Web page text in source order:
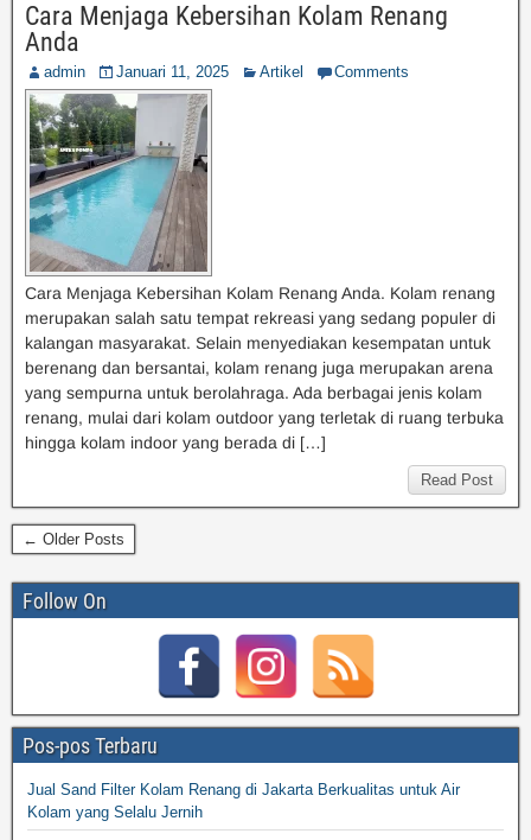
Cara Menjaga Kebersihan Kolam Renang
Anda
admin Januari 11, 2025 Artikel Comments
Cara Menjaga Kebersihan Kolam Renang Anda. Kolam renang
merupakan salah satu tempat rekreasi yang sedang populer di
kalangan masyarakat. Selain menyediakan kesempatan untuk
berenang dan bersantai, kolam renang juga merupakan arena
yang sempurna untuk berolahraga. Ada berbagai jenis kolam
renang, mulai dari kolam outdoor yang terletak di ruang terbuka
hingga kolam indoor yang berada di […]
Read Post
← Older Posts
Follow On
Pos-pos Terbaru
Jual Sand Filter Kolam Renang di Jakarta Berkualitas untuk Air
Kolam yang Selalu Jernih